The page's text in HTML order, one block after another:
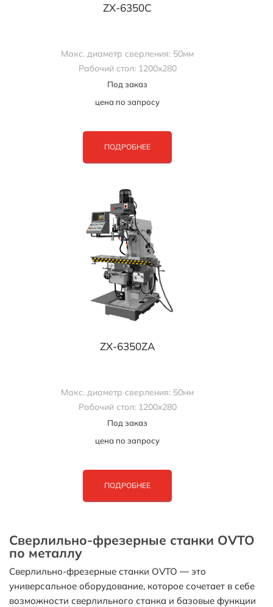
ZX-6350C
Макс. диаметр сверления: 50мм
Рабочий стол: 1200x280
Под заказ
цена по запросу
ПОДРОБНЕЕ
ZX-6350ZA
Макс. диаметр сверления: 50мм
Рабочий стол: 1200x280
Под заказ
цена по запросу
ПОДРОБНЕЕ
Сверлильно-фрезерные станки OVTO
по металлу
Сверлильно-фрезерные станки OVTO — это
универсальное оборудование, которое сочетает в себе
возможности сверлильного станка и базовые функции